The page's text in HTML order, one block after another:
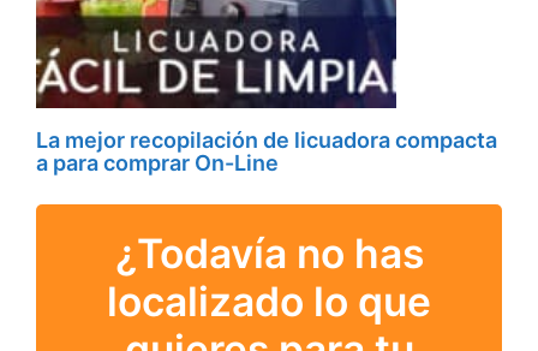
La mejor recopilación de licuadora compacta
a para comprar On-Line
¿Todavía no has
localizado lo que